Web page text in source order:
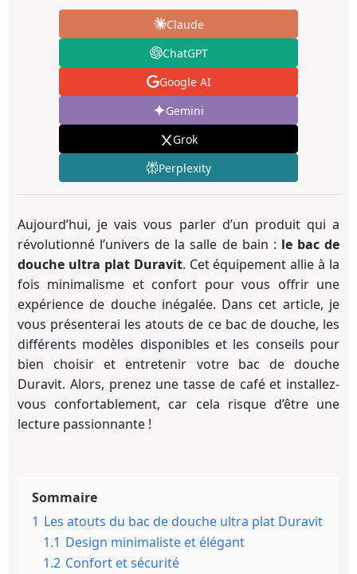
Claude
ChatGPT
Google AI
Gemini
Grok
Perplexity
Aujourd’hui, je vais vous parler d’un produit qui a
révolutionné l’univers de la salle de bain : le bac de
douche ultra plat Duravit. Cet équipement allie à la
fois minimalisme et confort pour vous offrir une
expérience de douche inégalée. Dans cet article, je
vous présenterai les atouts de ce bac de douche, les
différents modèles disponibles et les conseils pour
bien choisir et entretenir votre bac de douche
Duravit. Alors, prenez une tasse de café et installez-
vous confortablement, car cela risque d’être une
lecture passionnante !
Sommaire
1 Les atouts du bac de douche ultra plat Duravit
1.1 Design minimaliste et élégant
1.2 Confort et sécurité